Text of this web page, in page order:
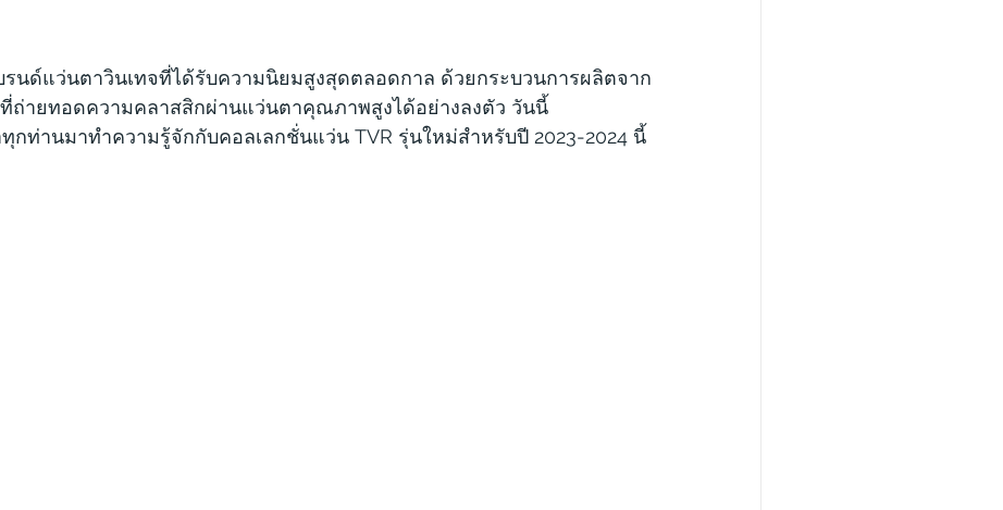
นด์แว่นตาวินเทจที่ได้รับความนิยมสูงสุดตลอดกาล ด้วยกระบวนการผลิตจาก
ถ่ายทอดความคลาสสิกผ่านแว่นตาคุณภาพสูงได้อย่างลงตัว วันนี้
กท่านมาทำความรู้จักกับคอลเลกชั่นแว่น TVR รุ่นใหม่สำหรับปี 2023-2024 นี้